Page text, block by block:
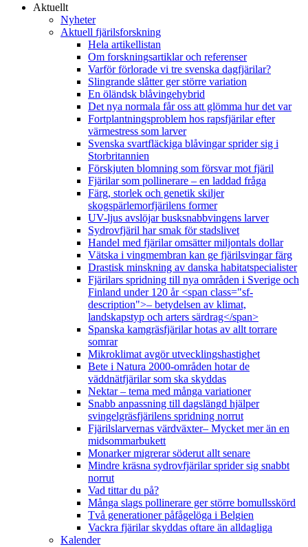
Aktuellt
Nyheter
Aktuell fjärilsforskning
Hela artikellistan
Om forskningsartiklar och referenser
Varför förlorade vi tre svenska dagfjärilar?
Slingrande slåtter ger större variation
En öländsk blåvingehybrid
Det nya normala får oss att glömma hur det var
Fortplantningsproblem hos rapsfjärilar efter
värmestress som larver
Svenska svartfläckiga blåvingar sprider sig i
Storbritannien
Förskjuten blomning som försvar mot fjäril
Fjärilar som pollinerare – en laddad fråga
Färg, storlek och genetik skiljer
skogspärlemorfjärilens former
UV-ljus avslöjar busksnabbvingens larver
Sydrovfjäril har smak för stadslivet
Handel med fjärilar omsätter miljontals dollar
Vätska i vingmembran kan ge fjärilsvingar färg
Drastisk minskning av danska habitatspecialister
Fjärilars spridning till nya områden i Sverige och
Finland under 120 år <span class="sf-
description">– betydelsen av klimat,
landskapstyp och arters särdrag</span>
Spanska kamgräsfjärilar hotas av allt torrare
somrar
Mikroklimat avgör utvecklingshastighet
Bete i Natura 2000-områden hotar de
väddnätfjärilar som ska skyddas
Nektar – tema med många variationer
Snabb anpassning till dagslängd hjälper
svingelgräsfjärilens spridning norrut
Fjärilslarvernas värdväxter– Mycket mer än en
midsommarbukett
Monarker migrerar söderut allt senare
Mindre kräsna sydrovfjärilar sprider sig snabbt
norrut
Vad tittar du på?
Många slags pollinerare ger större bomullsskörd
Två generationer påfågelöga i Belgien
Vackra fjärilar skyddas oftare än alldagliga
Kalender